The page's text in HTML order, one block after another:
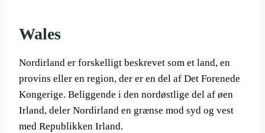
Wales
Nordirland er forskelligt beskrevet som et land, en
provins eller en region, der er en del af Det Forenede
Kongerige. Beliggende i den nordøstlige del af øen
Irland, deler Nordirland en grænse mod syd og vest
med Republikken Irland.